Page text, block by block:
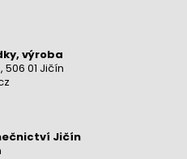
výroba
01 Jičín
Jičín